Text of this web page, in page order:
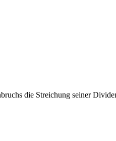
die Streichung seiner